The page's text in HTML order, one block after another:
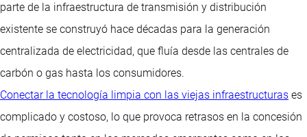
parte de la infraestructura de transmisión y distribución
existente se construyó hace décadas para la generación
centralizada de electricidad, que fluía desde las centrales de
carbón o gas hasta los consumidores.
Conectar la tecnología limpia con las viejas infraestructuras es
complicado y costoso, lo que provoca retrasos en la concesión